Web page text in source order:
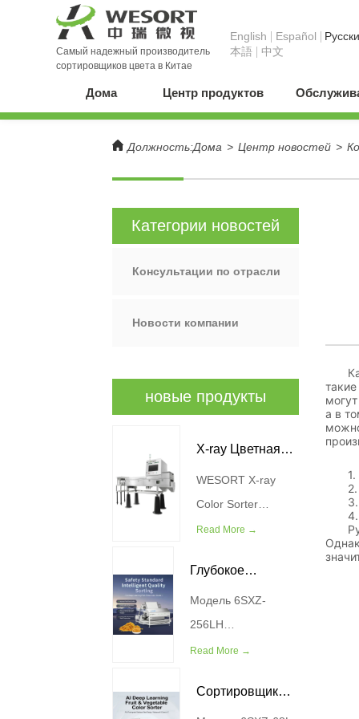
Самый надежный производитель
сортировщиков цвета в Китае
English Español
本語
中文
Дома Центр продуктов
Должность:Дома > Центр новостей >
Категории новостей
Консультации по отрасли
Новости компании
новые продукты
X-ray Цветная
сортировочная
WESORT X-ray
Color Sorter
Machine сочетает в
технологию
рентгеновской
визуализации с
алгоритмами
обучения AI, чтобы
Read More →
Глубокое
обучение
флоры
Модель 6SXZ-
256LH
Производительность
Мощность (кВт) 4,5
Read More →
Сортировщик
а в
1.
2.
3.
4.